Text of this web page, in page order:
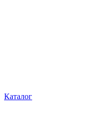
Каталог